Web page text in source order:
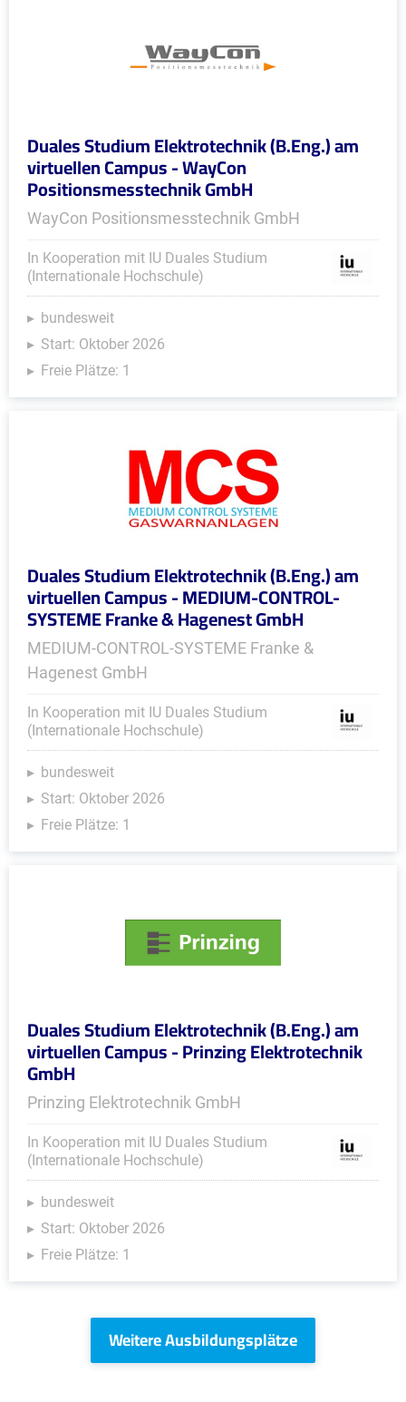
Duales Studium Elektrotechnik (B.Eng.) am
virtuellen Campus - WayCon
Positionsmesstechnik GmbH
WayCon Positionsmesstechnik GmbH
In Kooperation mit IU Duales Studium
(Internationale Hochschule)
bundesweit
Start: Oktober 2026
Freie Plätze: 1
Duales Studium Elektrotechnik (B.Eng.) am
virtuellen Campus - MEDIUM-CONTROL-
SYSTEME Franke & Hagenest GmbH
MEDIUM-CONTROL-SYSTEME Franke &
Hagenest GmbH
In Kooperation mit IU Duales Studium
(Internationale Hochschule)
bundesweit
Start: Oktober 2026
Freie Plätze: 1
Duales Studium Elektrotechnik (B.Eng.) am
virtuellen Campus - Prinzing Elektrotechnik
GmbH
Prinzing Elektrotechnik GmbH
In Kooperation mit IU Duales Studium
(Internationale Hochschule)
bundesweit
Start: Oktober 2026
Freie Plätze: 1
Weitere Ausbildungsplätze